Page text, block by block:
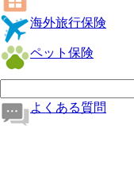
海外旅行保険
ペット保険
よくある質問